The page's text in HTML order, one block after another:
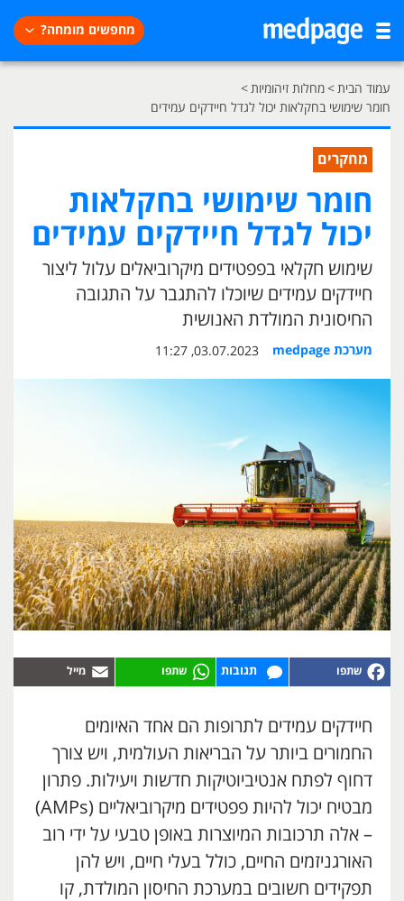
מחפשים מומחה?
עמוד הבית>מחלות זיהומיות>
חומר שימושי בחקלאות יכול לגדל חיידקים עמידים
מחקרים
חומר שימושי בחקלאות
יכול לגדל חיידקים עמידים
שימוש חקלאי בפפטידים מיקרוביאלים עלול ליצור
חיידקים עמידים שיוכלו להתגבר על התגובה
החיסונית המולדת האנושית
מערכת medpage 03.07.2023, 11:27
תגובות
חיידקים עמידים לתרופות הם אחד האיומים
החמורים ביותר על הבריאות העולמית, ויש צורך
דחוף לפתח אנטיביוטיקות חדשות ויעילות. פתרון
מבטיח יכול להיות פפטידים מיקרוביאליים (AMPs)
– אלה תרכובות המיוצרות באופן טבעי על ידי רוב
האורגניזמים החיים, כולל בעלי חיים, ויש להן
תפקידים חשובים במערכת החיסון המולדת, קו